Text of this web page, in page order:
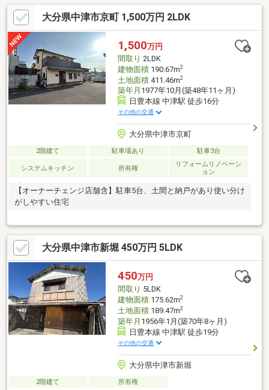
ム搭載⑥IH&エコキュート搭載「オール電化住宅」⑦立地自慢！
バス停「スーパー川食」徒歩で5分圏内⑧吉富小学校（徒歩13
分）&吉富中学校（徒歩22分）大分県(大分・中津・宇佐)福岡県
(京築)の分譲住宅はエイトにお任せください。
大分県中津市京町 1,500万円 2LDK
1,500万円
間取り 2LDK
建物面積190.67m2
土地面積411.46m2
築年月 1977年10月(築48年11ヶ月)
日豊本線 中津駅 徒歩16分
その他の交通
大分県中津市京町
2階建て 駐車場あり 駐車3台
システムキッチン 所有権
リフォームリノベーシ
ョン
【オーナーチェンジ店舗含】駐車5台、土間と納戸があり使い分け
がしやすい住宅
大分県中津市新堀 450万円 5LDK
450万円
間取り 5LDK
建物面積175.62m2
土地面積189.47m2
築年月 1956年1月(築70年8ヶ月)
日豊本線 中津駅 徒歩19分
その他の交通
大分県中津市新堀
2階建て 所有権